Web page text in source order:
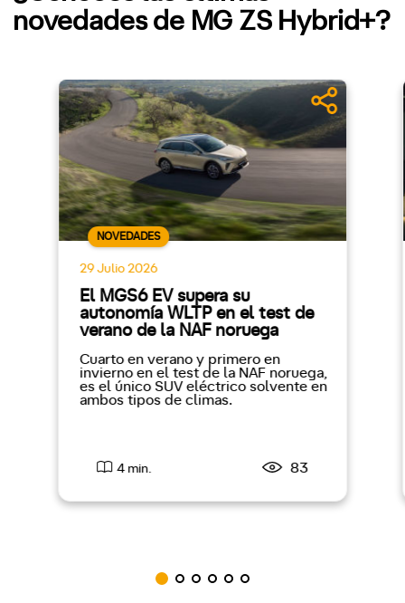
novedades de MG ZS Hybrid+?
NOVEDADES
29 Julio 2026
El MGS6 EV supera su
autonomía WLTP en el test de
verano de la NAF noruega
Cuarto en verano y primero en
invierno en el test de la NAF noruega,
es el único SUV eléctrico solvente en
ambos tipos de climas.
4 min. 83